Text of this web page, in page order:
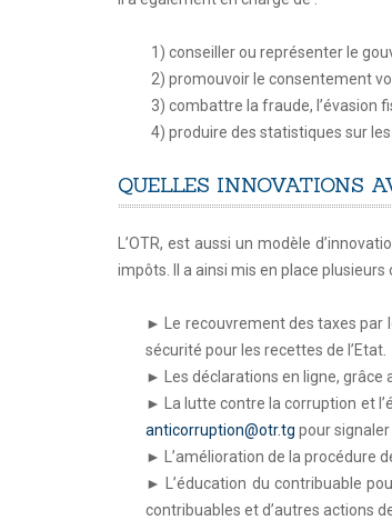
1) conseiller ou représenter le
2) promouvoir le consentement
3) combattre la fraude, l’évasion
4) produire des statistiques sur
QUELLES INNOVATIONS
L’OTR, est aussi un modèle
impôts. Il a ainsi mis en place
► Le recouvrement des taxes par
sécurité pour les recettes de l’Etat.
► Les déclarations en ligne, grâce
► La lutte contre la corruption et
anticorruption@otr.tg pour
► L’amélioration de la procédure
► L’éducation du contribuable
contribuables et d’autres actions